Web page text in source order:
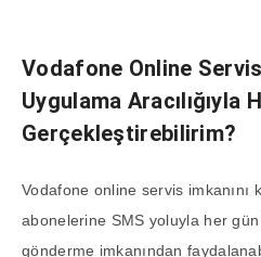
Vodafone Online
Uygulama Aracılığıyla
Gerçekleştirebilirim?
Vodafone online servis imkanını
abonelerine SMS yoluyla her
gönderme imkanından